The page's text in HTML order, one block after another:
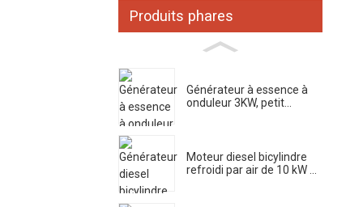
Produits phares
Générateur à essence à
onduleur 3KW, petit...
Moteur diesel bicylindre
refroidi par air de 10 kW ...